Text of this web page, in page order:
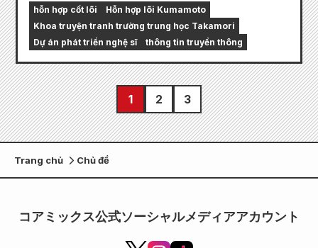
hỗn hợp cốt lõi
Hỗn hợp lõi Kumamoto
Khoa truyện tranh trường trung học Takamori
Dự án phát triển nghệ sĩ
thông tin truyền thông
1 2 3
Trang chủ Chủ đề
コアミックス公式ソーシャルメディアアカウント